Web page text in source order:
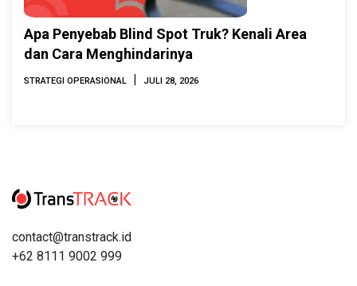
Apa Penyebab Blind Spot Truk? Kenali Area
dan Cara Menghindarinya
STRATEGI OPERASIONAL | JULI 28, 2026
contact@transtrack.id
+62 8111 9002 999